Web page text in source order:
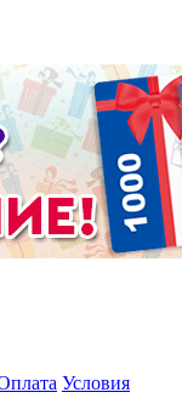
Условия